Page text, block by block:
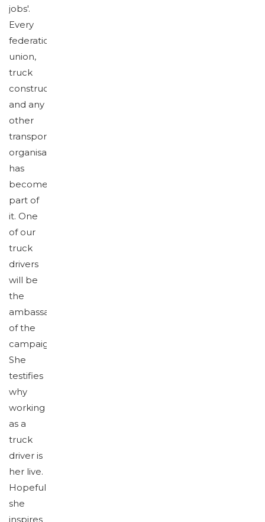
jobs'.
Every
federation,
union,
truck
constructor
and any
other
transport
organisation
has
become
part of
it. One
of our
truck
drivers
will be
the
ambassador
of the
campaign.
She
testifies
why
working
as a
truck
driver is
her live.
Hopefully
she
inspires